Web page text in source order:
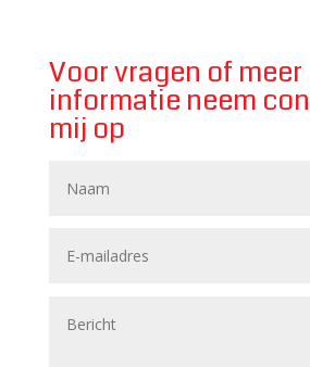
Voor vragen of meer
informatie neem
mij op